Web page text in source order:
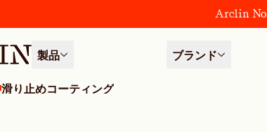
Arclin
製品 ブランド
滑り止めコーティング